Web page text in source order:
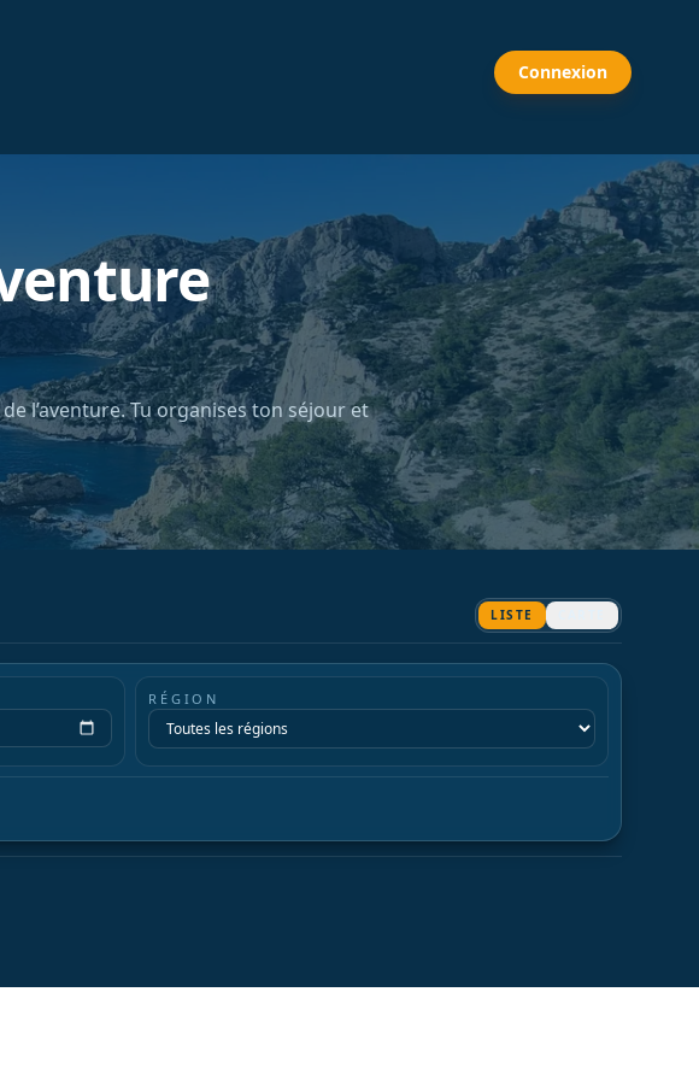
Connexion
l’aventure. Tu organises ton séjour et
LISTE
RÉGION